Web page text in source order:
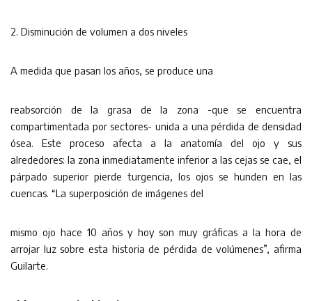
2. Disminución de volumen a dos niveles
A medida que pasan los años, se produce una
reabsorción de la grasa de la zona -que se encuentra
compartimentada por sectores- unida a una pérdida de densidad
ósea. Este proceso afecta a la anatomía del ojo y sus
alrededores: la zona inmediatamente inferior a las cejas se cae, el
párpado superior pierde turgencia, los ojos se hunden en las
cuencas. “La superposición de imágenes del
mismo ojo hace 10 años y hoy son muy gráficas a la hora de
arrojar luz sobre esta historia de pérdida de volúmenes”, afirma
Guilarte.